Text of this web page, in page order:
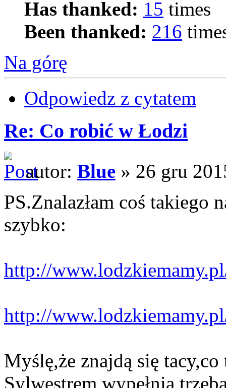
Has thanked: 15 times
Been thanked: 216
Na górę
Odpowiedz z cytatem
Re: Co robić w Łodzi
autor: Blue » 26 gru
PS.Znalazłam coś takiego
szybko:
http://
http://
Myślę,że znajdą się
Sylwestrem